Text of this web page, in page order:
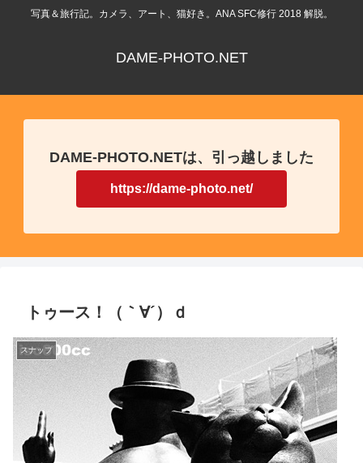
写真＆旅行記。カメラ、アート、猫好き。ANA SFC修行 2018 解脱。
DAME-PHOTO.NET
DAME-PHOTO.NETは、引っ越しました
https://dame-photo.net/
トゥース！（｀∀´）ｄ
スナップ